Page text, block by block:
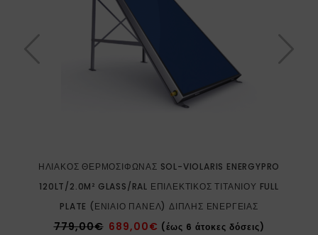
ΗΛΙΑΚΌΣ ΘΕΡΜΟΣΊΦΩΝΑΣ SOL-VIOLARIS ENERGYPRO
120LT/2.0M² GLASS/RAL ΕΠΙΛΕΚΤΙΚΌΣ ΤΙΤΑΝΊΟΥ FULL
PLATE (ΕΝΙΑΊΟ ΠΆΝΕΛ) ΔΙΠΛΉΣ ΕΝΈΡΓΕΙΑΣ
779,00€ 689,00€ (έως 6 άτοκες δόσεις)